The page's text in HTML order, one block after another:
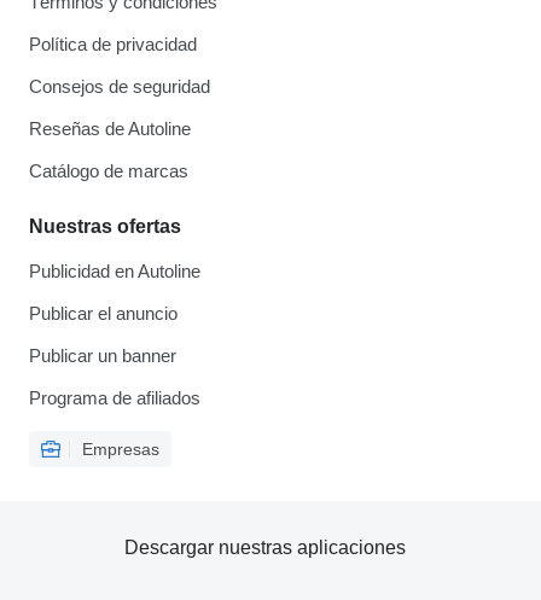
Política de privacidad
Consejos de seguridad
Reseñas de Autoline
Catálogo de marcas
Nuestras ofertas
Publicidad en Autoline
Publicar el anuncio
Publicar un banner
Programa de afiliados
Empresas
Descargar nuestras aplicaciones